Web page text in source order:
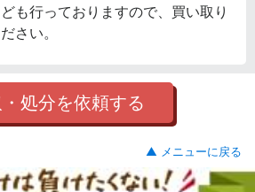
も行っておりますので、買い取り
さい。
処分を依頼する
▲ メニューに戻る